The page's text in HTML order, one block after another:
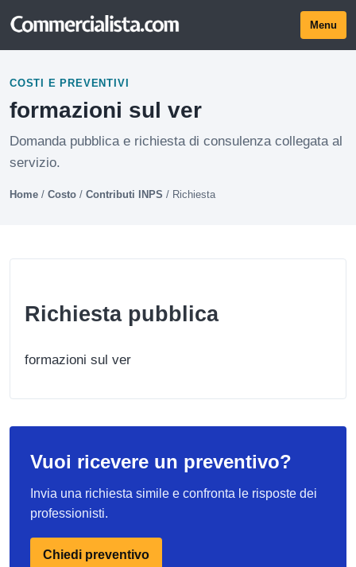
Menu
COSTI E PREVENTIVI
formazioni sul ver
Domanda pubblica e richiesta di consulenza collegata al
servizio.
Home / Costo / Contributi INPS / Richiesta
Richiesta pubblica
formazioni sul ver
Vuoi ricevere un preventivo?
Invia una richiesta simile e confronta le risposte dei
professionisti.
Chiedi preventivo